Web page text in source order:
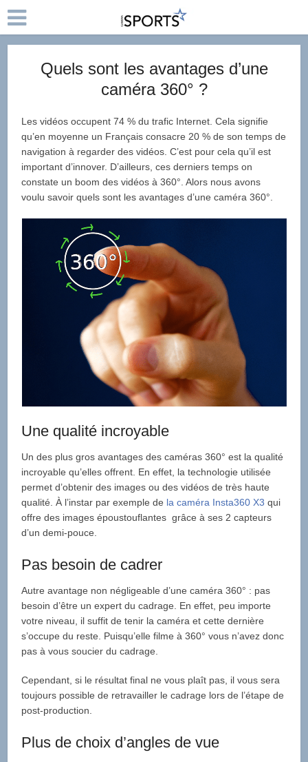
Quels sont les avantages d’une
caméra 360° ?
Les vidéos occupent 74 % du trafic Internet. Cela signifie
qu’en moyenne un Français consacre 20 % de son temps de
navigation à regarder des vidéos. C’est pour cela qu’il est
important d’innover. D’ailleurs, ces derniers temps on
constate un boom des vidéos à 360°. Alors nous avons
voulu savoir quels sont les avantages d’une caméra 360°.
Une qualité incroyable
Un des plus gros avantages des caméras 360° est la qualité
incroyable qu’elles offrent. En effet, la technologie utilisée
permet d’obtenir des images ou des vidéos de très haute
qualité. À l’instar par exemple de la caméra Insta360 X3 qui
offre des images époustouflantes grâce à ses 2 capteurs
d’un demi-pouce.
Pas besoin de cadrer
Autre avantage non négligeable d’une caméra 360° : pas
besoin d’être un expert du cadrage. En effet, peu importe
votre niveau, il suffit de tenir la caméra et cette dernière
s’occupe du reste. Puisqu’elle filme à 360° vous n’avez donc
pas à vous soucier du cadrage.
Cependant, si le résultat final ne vous plaît pas, il vous sera
toujours possible de retravailler le cadrage lors de l’étape de
post-production.
Plus de choix d’angles de vue